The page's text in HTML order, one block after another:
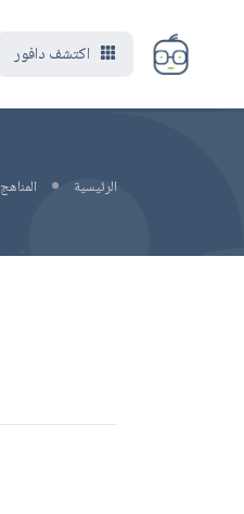
اكتشف دافور
الرئيسية المناهج